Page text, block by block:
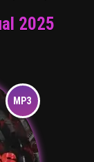
2025